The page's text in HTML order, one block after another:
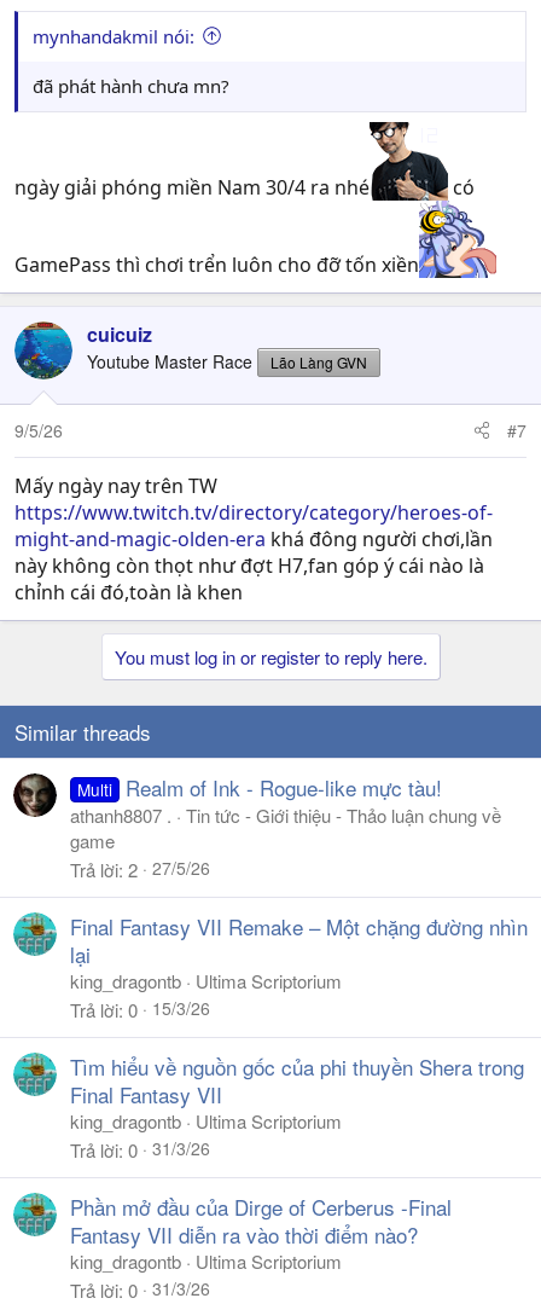
mynhandakmil nói:
đã phát hành chưa mn?
ngày giải phóng miền Nam 30/4 ra nhé có
GamePass thì chơi trển luôn cho đỡ tốn xiền
cuicuiz
Youtube Master Race Lão Làng GVN
9/5/26 #7
Mấy ngày nay trên TW
https://www.twitch.tv/directory/category/heroes-of-
might-and-magic-olden-era khá đông người chơi,lần
này không còn thọt như đợt H7,fan góp ý cái nào là
chỉnh cái đó,toàn là khen
You must log in or register to reply here.
Similar threads
Multi Realm of Ink - Rogue-like mực tàu!
athanh8807 .
Tin tức - Giới thiệu - Thảo luận chung về
game
Trả lời 2 27/5/26
Final Fantasy VII Remake – Một chặng đường nhìn
lại
king_dragontb
Ultima Scriptorium
Trả lời 0 15/3/26
Tìm hiểu về nguồn gốc của phi thuyền Shera trong
Final Fantasy VII
king_dragontb
Ultima Scriptorium
Trả lời 0 31/3/26
Phần mở đầu của Dirge of Cerberus -Final
Fantasy VII diễn ra vào thời điểm nào?
king_dragontb
Ultima Scriptorium
Trả lời 0 31/3/26